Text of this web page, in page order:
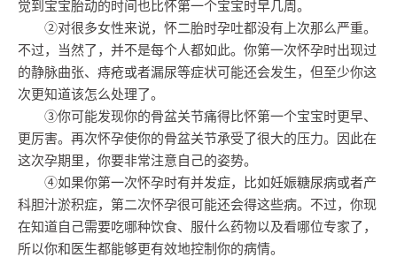
觉到宝宝胎动的时间也比怀第一个宝宝时早几周。
②对很多女性来说，怀二胎时孕吐都没有上次那么严重。
不过，当然了，并不是每个人都如此。你第一次怀孕时出现过
的静脉曲张、痔疮或者漏尿等症状可能还会发生，但至少你这
次更知道该怎么处理了。
③你可能发现你的骨盆关节痛得比怀第一个宝宝时更早、
更厉害。再次怀孕使你的骨盆关节承受了很大的压力。因此在
这次孕期里，你要非常注意自己的姿势。
④如果你第一次怀孕时有并发症，比如妊娠糖尿病或者产
科胆汁淤积症，第二次怀孕很可能还会得这些病。不过，你现
在知道自己需要吃哪种饮食、服什么药物以及看哪位专家了，
所以你和医生都能够更有效地控制你的病情。